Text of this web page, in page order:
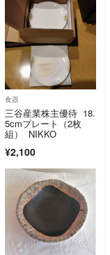
食器
三谷産業株主優待 18.
5cmプレート（2枚
組） NIKKO
¥2,100